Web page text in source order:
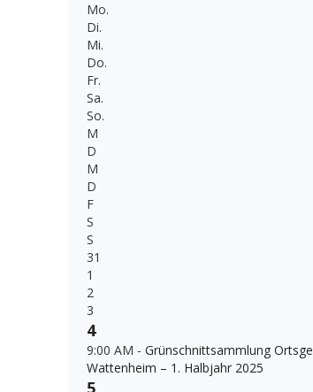
Mo.
Di.
Mi.
Do.
Fr.
Sa.
So.
M
D
M
D
F
S
S
31
1
2
3
4
9:00 AM - Grünschnittsammlung
Wattenheim – 1. Halbjahr 2025